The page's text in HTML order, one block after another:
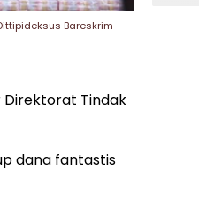
Bareskrim
Direktorat Tindak
dana fantastis